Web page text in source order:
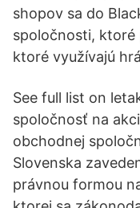
shopov sa do
spoločnosti, ktoré
ktoré využívajú
See full list on
spoločnosť na
obchodnej
Slovenska
právnou formou